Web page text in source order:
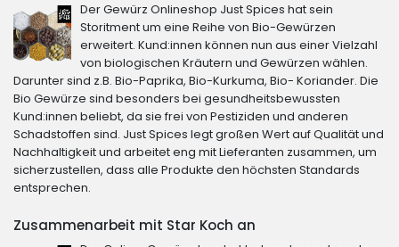
Der Gewürz Onlineshop Just Spices hat sein
Storitment um eine Reihe von Bio-Gewürzen
erweitert. Kund:innen können nun aus einer Vielzahl
von biologischen Kräutern und Gewürzen wählen.
Darunter sind z.B. Bio-Paprika, Bio-Kurkuma, Bio- Koriander. Die
Bio Gewürze sind besonders bei gesundheitsbewussten
Kund:innen beliebt, da sie frei von Pestiziden und anderen
Schadstoffen sind. Just Spices legt großen Wert auf Qualität und
Nachhaltigkeit und arbeitet eng mit Lieferanten zusammen, um
sicherzustellen, dass alle Produkte den höchsten Standards
entsprechen.
Zusammenarbeit mit Star Koch an